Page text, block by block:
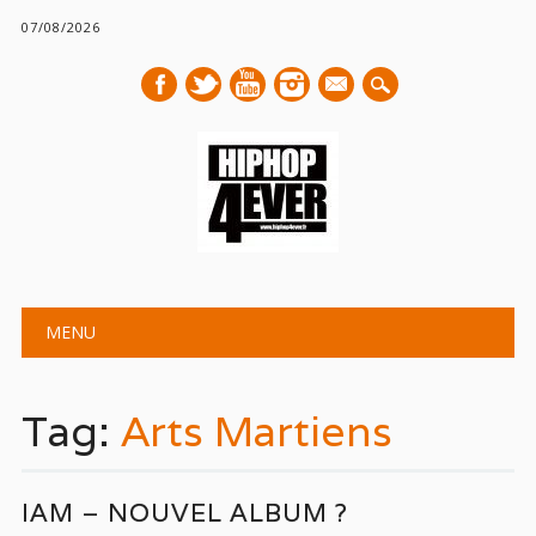
07/08/2026
mail
Main menu
MENU
Tag: Arts Martiens
IAM – NOUVEL ALBUM ?